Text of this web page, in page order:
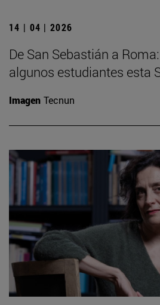
14 | 04 | 2026
De San Sebastián a
algunos estudiantes esta
Imagen Tecnun